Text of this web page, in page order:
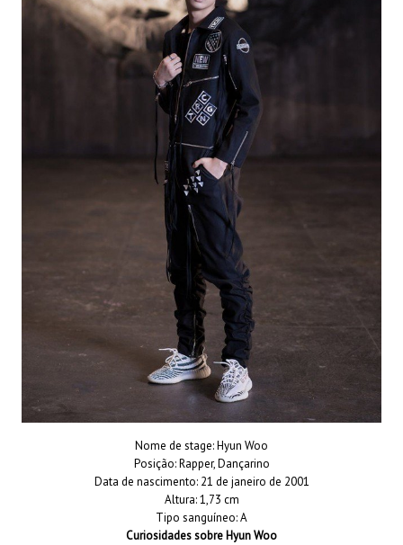
Nome de stage: Hyun Woo
Posição: Rapper, Dançarino
Data de nascimento: 21 de janeiro de 2001
Altura: 1,73 cm
Tipo sanguíneo: A
Curiosidades sobre Hyun Woo